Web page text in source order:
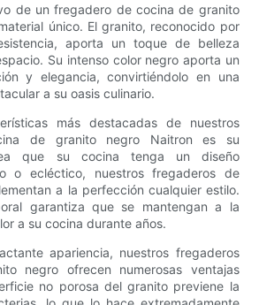
de un fregadero de cocina de granito
único. El granito, reconocido por
aporta un toque de belleza
Su intenso color negro aporta un
y elegancia, convirtiéndolo en una
a su oasis culinario.
más destacadas de nuestros
de granito negro Naitron es su
que su cocina tenga un diseño
o ecléctico, nuestros fregaderos de
a la perfección cualquier estilo.
garantiza que se mantengan a la
a su cocina durante años.
apariencia, nuestros fregaderos
negro ofrecen numerosas ventajas
no porosa del granito previene la